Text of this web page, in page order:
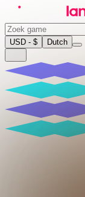
USD - $ Dutch